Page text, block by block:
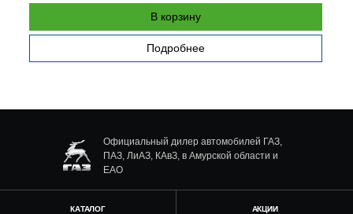
В корзину
Подробнее
Официальный дилер автомобилей ГАЗ,
ПАЗ, ЛиАЗ, КАвЗ, в Амурской области и
ЕАО
КАТАЛОГ АКЦИИ